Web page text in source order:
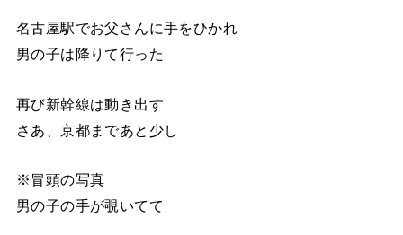
名古屋駅でお父さんに手をひかれ
男の子は降りて行った
再び新幹線は動き出す
さあ、京都まであと少し
※冒頭の写真
男の子の手が覗いてて